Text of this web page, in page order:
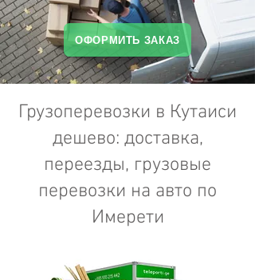
ОФОРМИТЬ ЗАКАЗ
Грузоперевозки в Кутаиси
дешево: доставка,
переезды, грузовые
перевозки на авто по
Имерети